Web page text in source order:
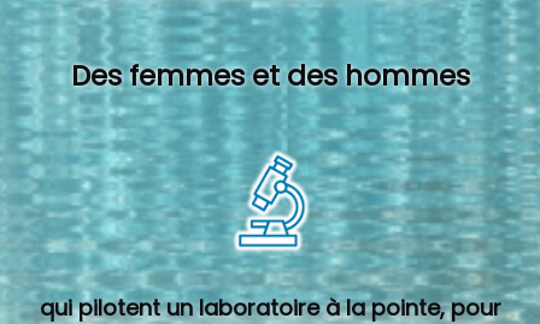
Des femmes et des hommes
qui pilotent un laboratoire à la pointe, pour